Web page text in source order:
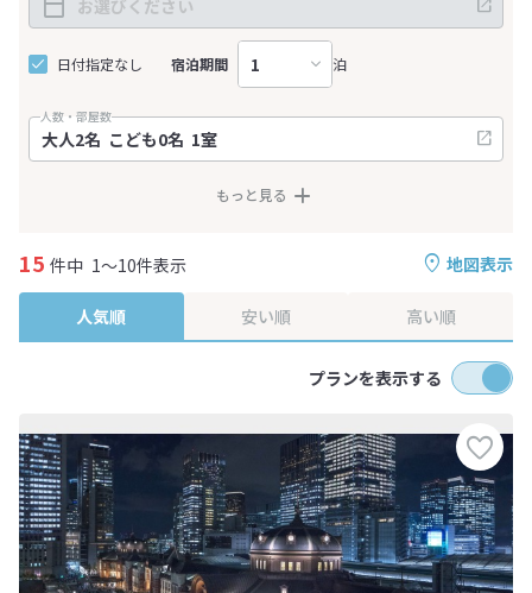
日付指定なし 宿泊期間 泊
人数・部屋数
もっと見る
地図表示
15 件中 1～10件表示
人気順 安い順 高い順
プランを表示する